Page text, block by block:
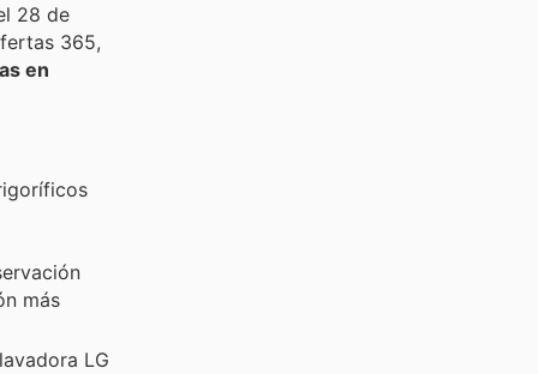
28 de
365,
en
más
LG